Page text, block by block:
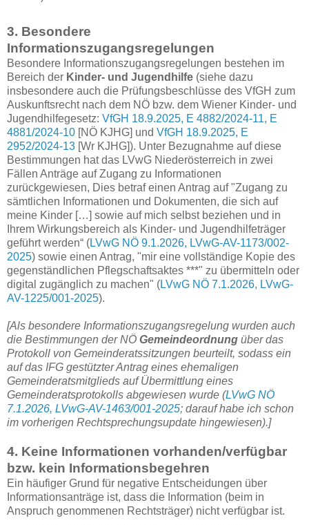
3. Besondere
Informationszugangsregelungen
Besondere Informationszugangsregelungen bestehen im
Bereich der Kinder- und Jugendhilfe (siehe dazu
insbesondere auch die Prüfungsbeschlüsse des VfGH zum
Auskunftsrecht nach dem NÖ bzw. dem Wiener Kinder- und
Jugendhilfegesetz: VfGH 18.9.2025, E 4882/2024-11, E
4881/2024-10 [NÖ KJHG] und VfGH 18.9.2025, E
2952/2024-13 [Wr KJHG]). Unter Bezugnahme auf diese
Bestimmungen hat das LVwG Niederösterreich in zwei
Fällen Anträge auf Zugang zu Informationen
zurückgewiesen, Dies betraf einen Antrag auf "Zugang zu
sämtlichen Informationen und Dokumenten, die sich auf
meine Kinder […] sowie auf mich selbst beziehen und in
Ihrem Wirkungsbereich als Kinder- und Jugendhilfeträger
geführt werden“ (LVwG NÖ 9.1.2026, LVwG-AV-1173/002-
2025) sowie einen Antrag, "mir eine vollständige Kopie des
gegenständlichen Pflegschaftsaktes ***" zu übermitteln oder
digital zugänglich zu machen" (LVwG NÖ 7.1.2026, LVwG-
AV-1225/001-2025).
[Als besondere Informationszugangsregelung wurden auch
die Bestimmungen der NÖ Gemeindeordnung über das
Protokoll von Gemeinderatssitzungen beurteilt, sodass ein
auf das IFG gestützter Antrag eines ehemaligen
Gemeinderatsmitglieds auf Übermittlung eines
Gemeinderatsprotokolls abgewiesen wurde (LVwG NÖ
7.1.2026, LVwG-AV-1463/001-2025; darauf habe ich schon
im vorherigen Rechtsprechungsupdate hingewiesen).]
4. Keine Informationen vorhanden/verfügbar
bzw. kein Informationsbegehren
Ein häufiger Grund für negative Entscheidungen über
Informationsanträge ist, dass die Information (beim in
Anspruch genommenen Rechtsträger) nicht verfügbar ist.